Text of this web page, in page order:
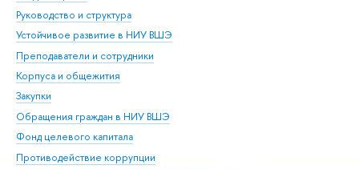
Руководство и структура
Устойчивое развитие в НИУ ВШЭ
Преподаватели и сотрудники
Корпуса и общежития
Закупки
Обращения граждан в НИУ ВШЭ
Фонд целевого капитала
Противодействие коррупции